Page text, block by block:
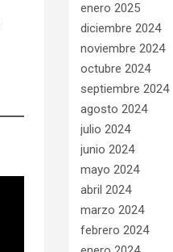
enero 2025
diciembre 2024
noviembre 2024
octubre 2024
septiembre 2024
agosto 2024
julio 2024
junio 2024
mayo 2024
abril 2024
marzo 2024
febrero 2024